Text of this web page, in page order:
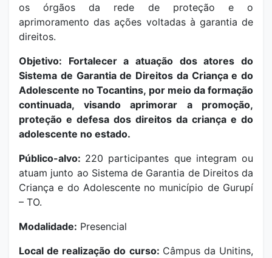
os órgãos da rede de proteção e o
aprimoramento das ações voltadas à garantia de
direitos.
Objetivo: Fortalecer a atuação dos atores do
Sistema de Garantia de Direitos da Criança e do
Adolescente no Tocantins, por meio da formação
continuada, visando aprimorar a promoção,
proteção e defesa dos direitos da criança e do
adolescente no estado.
Público-alvo: 220 participantes que integram ou
atuam junto ao Sistema de Garantia de Direitos da
Criança e do Adolescente no município de Gurupí
– TO.
Modalidade: Presencial
Local de realização do curso: Câmpus da Unitins,